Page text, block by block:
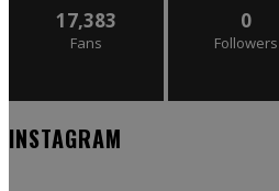
17,383
Fans
0
Followers
INSTAGRAM